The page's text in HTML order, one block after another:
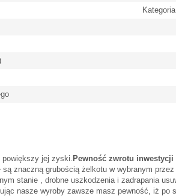
jej zyski. Pewność zwrotu inwestycji
znaczną grubością żelkotu w wybranym przez
stanie , drobne uszkodzenia i zadrapania
nasze wyroby zawsze masz pewność, iż po